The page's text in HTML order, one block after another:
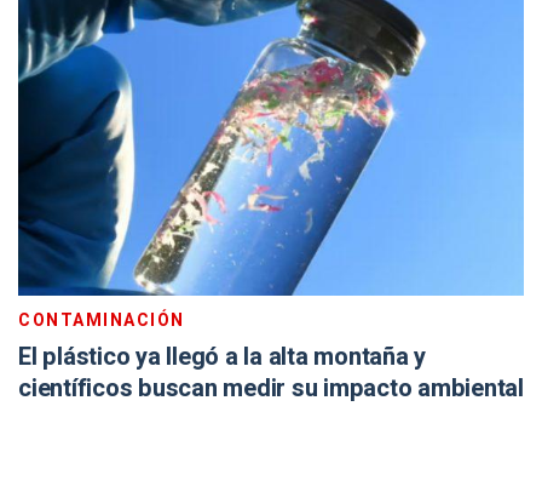
CONTAMINACIÓN
El plástico ya llegó a la alta montaña y
científicos buscan medir su impacto ambiental